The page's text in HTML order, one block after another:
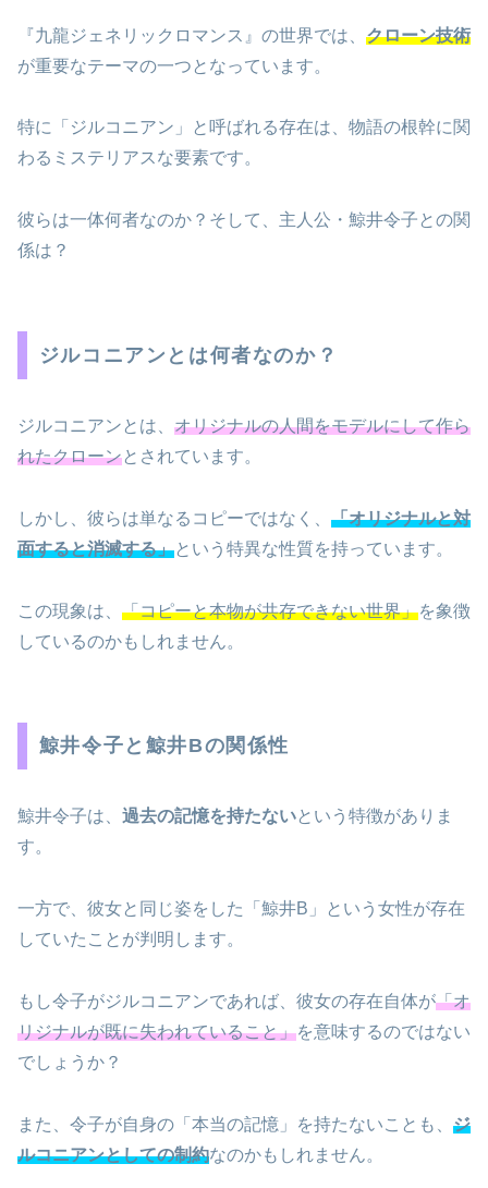
『九龍ジェネリックロマンス』の世界では、 クローン技術
が重要なテーマの一つとなっています。
特に「ジルコニアン」と呼ばれる存在は、物語の根幹に関
わるミステリアスな要素です。
彼らは一体何者なのか？そして、主人公・鯨井令子との関
係は？
ジルコニアンとは何者なのか？
ジルコニアンとは、 オリジナルの人間をモデルにして作ら
れたクローンとされています。
しかし、彼らは単なるコピーではなく、 「オリジナルと対
面すると消滅する」という特異な性質を持っています。
この現象は、 「コピーと本物が共存できない世界」を象徴
しているのかもしれません。
鯨井令子と鯨井Bの関係性
鯨井令子は、 過去の記憶を持たないという特徴がありま
す。
一方で、彼女と同じ姿をした「鯨井B」という女性が存在
していたことが判明します。
もし令子がジルコニアンであれば、彼女の存在自体が「オ
リジナルが既に失われていること」を意味するのではない
でしょうか？
また、令子が自身の「本当の記憶」を持たないことも、 ジ
ルコニアンとしての制約なのかもしれません。